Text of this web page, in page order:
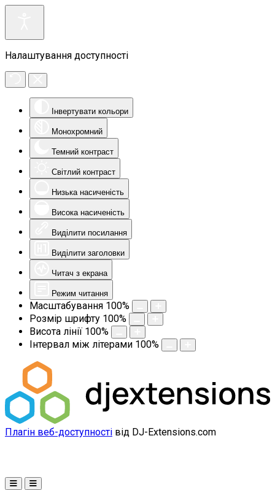
Налаштування доступності
Інвертувати кольори
Монохромний
Темний контраст
Світлий контраст
Низька насиченість
Висока насиченість
Виділити посилання
Виділити заголовки
Читач з екрана
Режим читання
Масштабування 100%
Розмір шрифту 100%
Висота лінії 100%
Інтервал між літерами 100%
Плагін веб-доступності від DJ-Extensions.com